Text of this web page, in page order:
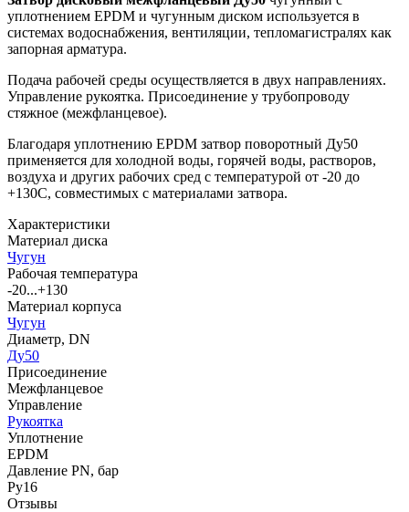
уплотнением EPDM и чугунным диском используется в
системах водоснабжения, вентиляции, тепломагистралях как
запорная арматура.
Подача рабочей среды осуществляется в двух направлениях.
Управление рукоятка. Присоединение у трубопроводу
стяжное (межфланцевое).
Благодаря уплотнению EPDM затвор поворотный Ду50
применяется для холодной воды, горячей воды, растворов,
воздуха и других рабочих сред с температурой от -20 до
+130С, совместимых с материалами затвора.
Характеристики
Материал диска
Чугун
Рабочая температура
-20...+130
Материал корпуса
Чугун
Диаметр, DN
Ду50
Присоединение
Межфланцевое
Управление
Рукоятка
Уплотнение
EPDM
Давление PN, бар
Ру16
Отзывы